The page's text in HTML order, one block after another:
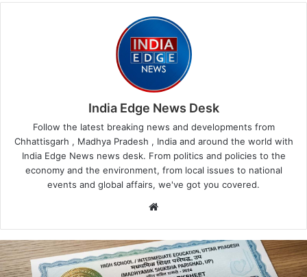
India Edge News Desk
Follow the latest breaking news and developments from
Chhattisgarh , Madhya Pradesh , India and around the world with
India Edge News news desk. From politics and policies to the
economy and the environment, from local issues to national
events and global affairs, we've got you covered.
Website